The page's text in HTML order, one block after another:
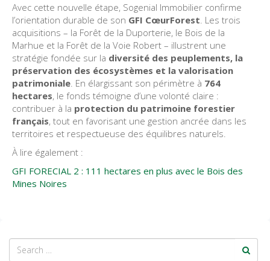
Avec cette nouvelle étape, Sogenial Immobilier confirme
l’orientation durable de son GFI CœurForest . Les trois
acquisitions – la Forêt de la Duporterie, le Bois de la
Marhue et la Forêt de la Voie Robert – illustrent une
stratégie fondée sur la diversité des peuplements, la
préservation des écosystèmes et la valorisation
patrimoniale . En élargissant son périmètre à 764
hectares, le fonds témoigne d’une volonté claire :
contribuer à la protection du patrimoine forestier
français, tout en favorisant une gestion ancrée dans les
territoires et respectueuse des équilibres naturels.
À lire également :
GFI FORECIAL 2 : 111 hectares en plus avec le Bois des
Mines Noires